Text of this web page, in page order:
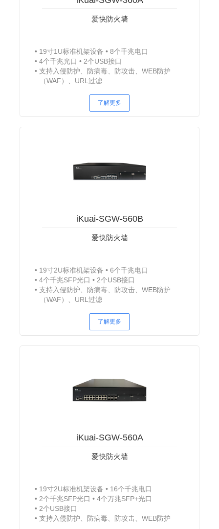
爱快防火墙
19寸1U标准机架设备
8个千兆电口
4个千兆光口
2个USB接口
支持入侵防护、防病毒、防攻击、WEB防护
（WAF）、URL过滤
了解更多
iKuai-SGW-560B
爱快防火墙
19寸2U标准机架设备
6个千兆电口
4个千兆SFP光口
2个USB接口
支持入侵防护、防病毒、防攻击、WEB防护
（WAF）、URL过滤
了解更多
iKuai-SGW-560A
爱快防火墙
19寸2U标准机架设备
16个千兆电口
2个千兆SFP光口
4个万兆SFP+光口
2个USB接口
支持入侵防护、防病毒、防攻击、WEB防护